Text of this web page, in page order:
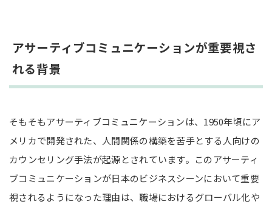
アサーティブコミュニケーションが重要視さ
れる背景
そもそもアサーティブコミュニケーションは、1950年頃にア
メリカで開発された、人間関係の構築を苦手とする人向けの
カウンセリング手法が起源とされています。このアサーティ
ブコミュニケーションが日本のビジネスシーンにおいて重要
視されるようになった理由は、職場におけるグローバル化や